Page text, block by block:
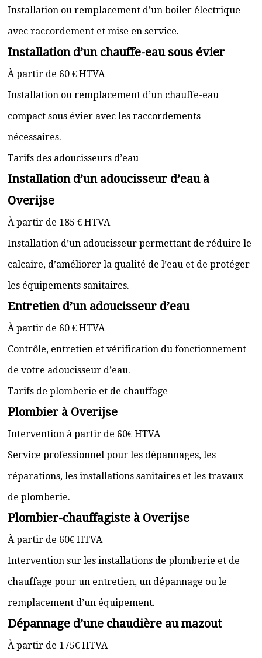
Installation ou remplacement d’un boiler électrique
avec raccordement et mise en service.
Installation d’un chauffe-eau sous évier
À partir de 60 € HTVA
Installation ou remplacement d’un chauffe-eau
compact sous évier avec les raccordements
nécessaires.
Tarifs des adoucisseurs d’eau
Installation d’un adoucisseur d’eau à
Overijse
À partir de 185 € HTVA
Installation d’un adoucisseur permettant de réduire le
calcaire, d’améliorer la qualité de l’eau et de protéger
les équipements sanitaires.
Entretien d’un adoucisseur d’eau
À partir de 60 € HTVA
Contrôle, entretien et vérification du fonctionnement
de votre adoucisseur d’eau.
Tarifs de plomberie et de chauffage
Plombier à Overijse
Intervention à partir de 60€ HTVA
Service professionnel pour les dépannages, les
réparations, les installations sanitaires et les travaux
de plomberie.
Plombier-chauffagiste à Overijse
À partir de 60€ HTVA
Intervention sur les installations de plomberie et de
chauffage pour un entretien, un dépannage ou le
remplacement d’un équipement.
Dépannage d’une chaudière au mazout
À partir de 175€ HTVA